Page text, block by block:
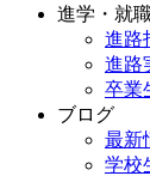
進学・就
進路
進路
卒業
ブログ
最新
学校